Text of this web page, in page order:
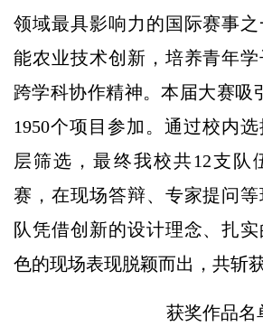
领域最具影响力的国际赛事
能农业技术创新，培养青年
跨学科协作精神。本届大赛吸
1950个项目参加。通过校内
层筛选，最终我校共12支队
赛，在现场答辩、专家提问
队凭借创新的设计理念、扎
色的现场表现脱颖而出，共斩
获奖作品名